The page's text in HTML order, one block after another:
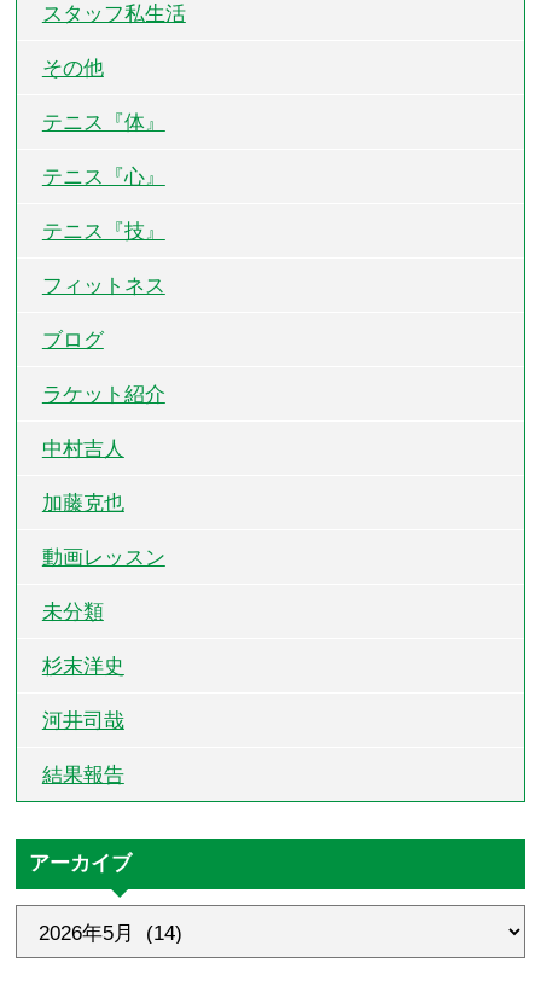
スタッフ私生活
その他
テニス『体』
テニス『心』
テニス『技』
フィットネス
ブログ
ラケット紹介
中村吉人
加藤克也
動画レッスン
未分類
杉末洋史
河井司哉
結果報告
アーカイブ